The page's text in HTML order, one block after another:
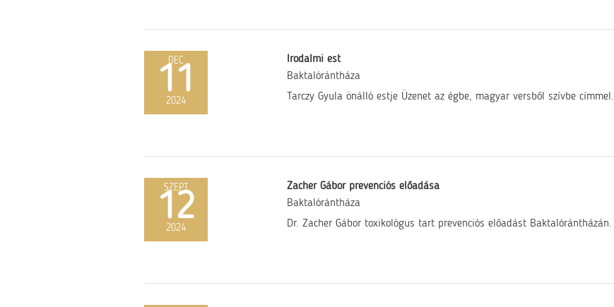
DEC
11
2024
Irodalmi est
Baktalórántháza
Tarczy Gyula önálló estje Üzenet az égbe, magyar versből szívbe címmel.
SZEPT
12
2024
Zacher Gábor prevenciós előadása
Baktalórántháza
Dr. Zacher Gábor toxikológus tart prevenciós előadást Baktalórántházán.